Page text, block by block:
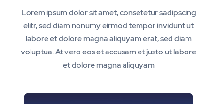
Lorem ipsum dolor sit amet, consetetur sadipscing
elitr, sed diam nonumy eirmod tempor invidunt ut
labore et dolore magna aliquyam erat, sed diam
voluptua. At vero eos et accusam et justo ut labore
et dolore magna aliquyam